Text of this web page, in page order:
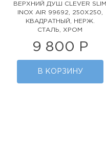
ВЕРХНИЙ ДУШ CLEVER SLIM
INOX AIR 99692, 250X250,
КВАДРАТНЫЙ, НЕРЖ.
СТАЛЬ, ХРОМ
9 800 Р
В КОРЗИНУ